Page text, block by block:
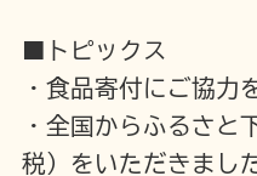
■トピックス
・食品寄付にご協力
・全国からふるさと
税）をいただきまし